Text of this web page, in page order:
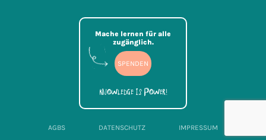
Mache lernen für alle
zugänglich.
SPENDEN
Knowledge is power!
AGBS DATENSCHUTZ IMPRESSUM